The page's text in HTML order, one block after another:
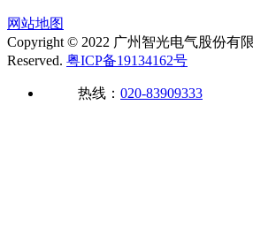
网站地图
Copyright © 2022 广州智光电气股份有
Reserved. 粤ICP备19134162号
热线： 020-83909333